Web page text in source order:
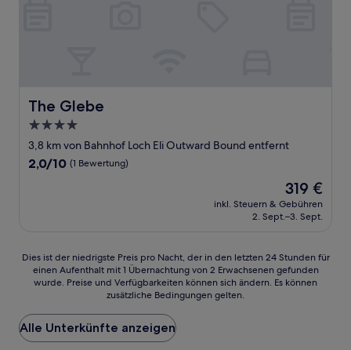
The Glebe
The Glebe
4.0-
Sterne-
Unterkunft
3,8 km von Bahnhof Loch Eli Outward Bound entfernt
2.0
2,0/10 (1 Bewertung)
Der
Preis
beträgt
319 €
inkl. Steuern & Gebühren
2. Sept.–3. Sept.
Dies
der
Preis
pro
Nacht,
Dies ist der niedrigste Preis pro Nacht, der in den letzten 24 Stunden für
einen Aufenthalt mit 1 Übernachtung von 2 Erwachsenen gefunden
wurde. Preise und Verfügbarkeiten können sich ändern. Es können
zusätzliche Bedingungen gelten.
Alle Unterkünfte anzeigen